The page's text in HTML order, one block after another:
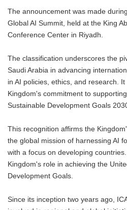
The announcement was made
Global AI Summit, held at the King
Conference Center in Riyadh.
The classification underscores the
Saudi Arabia in advancing
in AI policies, ethics, and research.
Kingdom's commitment to
Sustainable Development Goals
This recognition affirms the
the global mission of harnessing AI
with a focus on developing
Kingdom's role in achieving the
Development Goals.
Since its inception two years ago,